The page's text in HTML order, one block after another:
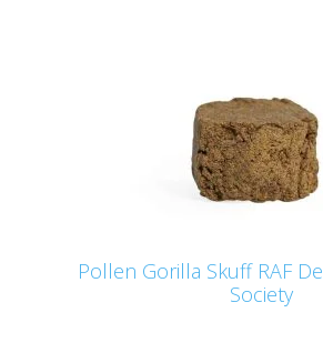
Pollen Gorilla Skuff RAF
Society